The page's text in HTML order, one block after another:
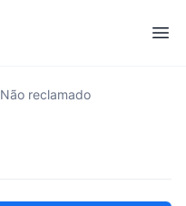
Não reclamado